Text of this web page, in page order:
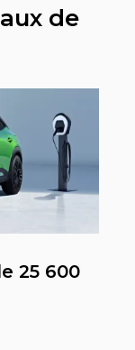
de
25 600